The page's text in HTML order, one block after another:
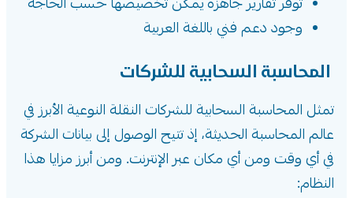
توفر تقارير جاهزة يمكن تخصيصها حسب الحاجة
وجود دعم فني باللغة العربية
المحاسبة السحابية للشركات
تمثل المحاسبة السحابية للشركات النقلة النوعية الأبرز في
عالم المحاسبة الحديثة، إذ تتيح الوصول إلى بيانات الشركة
في أي وقت ومن أي مكان عبر الإنترنت. ومن أبرز مزايا هذا
النظام: